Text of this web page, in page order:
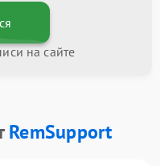
на сайте
RemSupport